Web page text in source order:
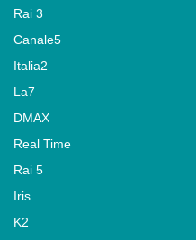
Rai 3
Canale5
Italia2
La7
DMAX
Real Time
Rai 5
Iris
K2